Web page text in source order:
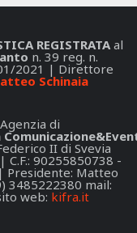
REGISTRATAal
n. 39 reg. n.
2021 | Direttore
Schinaia
di
II di Svevia
90255850738 -
Presidente: Matteo
3485222380 mail:
web: kifra.it